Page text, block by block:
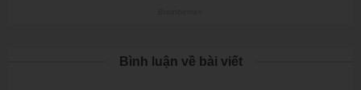
Bình luận về bài viết